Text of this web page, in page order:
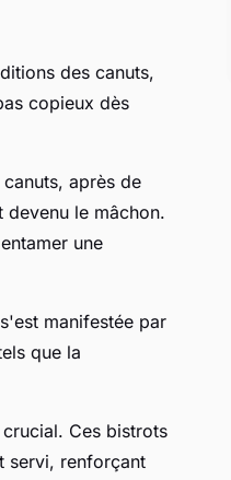
des canuts,
copieux dès
après de
devenu le mâchon.
une
manifestée par
que la
Ces bistrots
servi, renforçant